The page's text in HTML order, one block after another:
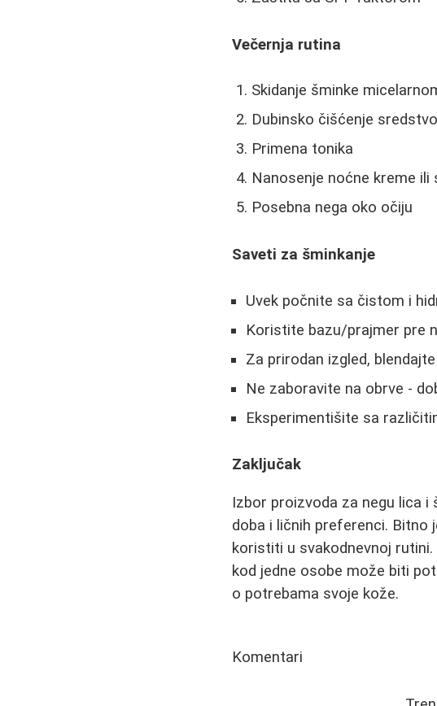
Večernja rutina
Skidanje šminke
Dubinsko čišćenje
Primena tonika
Nanosenje noćne kreme ili
Posebna nega oko očiju
Saveti za šminkanje
Uvek počnite sa čistom i
Koristite bazu/prajmer pre
Za prirodan izgled,
Ne zaboravite na obrve -
Eksperimentišite sa
Zaključak
Izbor proizvoda za negu lica i
doba i ličnih preferenci. Bitno
koristiti u svakodnevnoj
kod jedne osobe može biti
o potrebama svoje kože.
Komentari